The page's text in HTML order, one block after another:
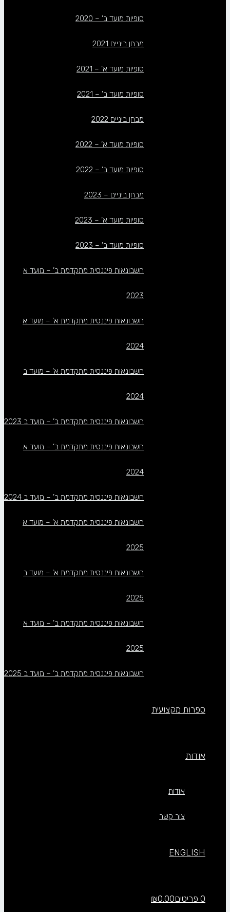
סופיות מועד ב’ – 2020
מבחן ביניים 2021
סופיות מועד א’ – 2021
סופיות מועד ב’ – 2021
מבחן ביניים 2022
סופיות מועד א’ – 2022
סופיות מועד ב’ – 2022
מבחן ביניים – 2023
סופיות מועד א’ – 2023
סופיות מועד ב’ – 2023
חשבונאות פיננסית מתקדמת ב’ – מועד א
2023
חשבונאות פיננסית מתקדמת א’ – מועד א
2024
חשבונאות פיננסית מתקדמת א’ – מועד ב
2024
חשבונאות פיננסית מתקדמת ב’ – מועד ב 2023
חשבונאות פיננסית מתקדמת ב’ – מועד א
2024
חשבונאות פיננסית מתקדמת ב’ – מועד ב 2024
חשבונאות פיננסית מתקדמת א’ – מועד א
2025
חשבונאות פיננסית מתקדמת א’ – מועד ב
2025
חשבונאות פיננסית מתקדמת ב’ – מועד א
2025
חשבונאות פיננסית מתקדמת ב’ – מועד ב 2025
ספרות מקצועית
אודות
אודות
צור קשר
ENGLISH
0 פריטים ₪0.00